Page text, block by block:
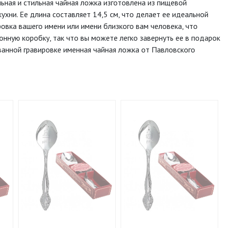
и стильная чайная ложка изготовлена из пищевой
Ее длина составляет 14,5 см, что делает ее идеальной
вашего имени или имени близкого вам человека, что
коробку, так что вы можете легко завернуть ее в подарок
гравировке именная чайная ложка от Павловского